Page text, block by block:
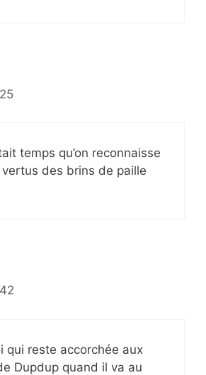
temps qu’on reconnaisse
des brins de paille
qui reste accorchée aux
Dupdup quand il va au